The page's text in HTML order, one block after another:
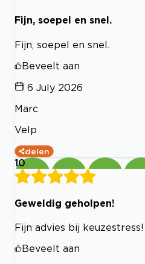
Fijn, soepel en snel.
Fijn, soepel en snel.
Beveelt aan
6 July 2026
Marc
Velp
delen
10
Geweldig geholpen!
Fijn advies bij keuzestress!
Beveelt aan